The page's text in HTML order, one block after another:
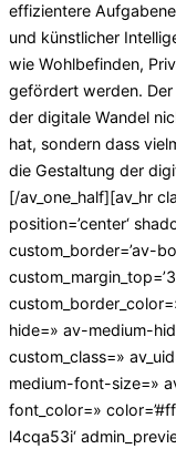
effizientere
und künstlicher
wie Wohlbefinden,
gefördert werden.
der digitale Wandel
hat, sondern dass
die Gestaltung der
[/av_one_half][av_hr
position=’center‘
custom_border=’av-
hide=» av-medium-
custom_class=»
medium-font-size=»
font_color=»
l4cqa53i‘